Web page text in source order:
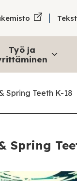
Työ ja
Spring Teeth K-18
Spring